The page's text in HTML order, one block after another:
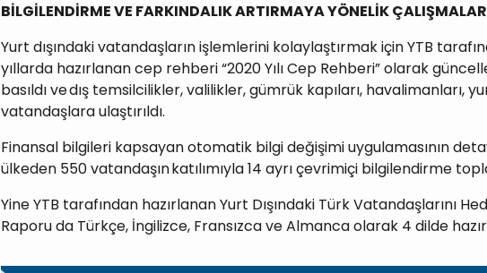
BİLGİLENDİRME VE FARKINDALIK ARTIRMAYA YÖNELİK ÇALIŞMALAR
Yurt dışındaki vatandaşların işlemlerini kolaylaştırmak için YTB
yıllarda hazırlanan cep rehberi “2020 Yılı Cep Rehberi” olarak
basıldı ve dış temsilcilikler, valilikler, gümrük kapıları, havalimanları,
vatandaşlara ulaştırıldı.
Finansal bilgileri kapsayan otomatik bilgi değişimi uygulamasının
ülkeden 550 vatandaşın katılımıyla 14 ayrı çevrimiçi bilgilendirme
Yine YTB tarafından hazırlanan Yurt Dışındaki Türk Vatandaşlarını
Raporu da Türkçe, İngilizce, Fransızca ve Almanca olarak 4 dilde